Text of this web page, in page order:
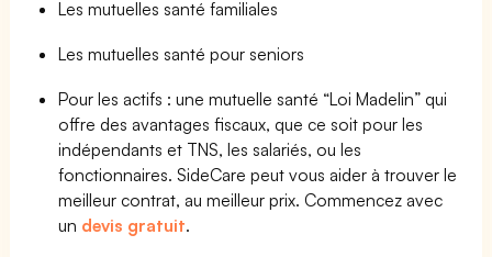
Les mutuelles santé familiales
Les mutuelles santé pour seniors
Pour les actifs : une mutuelle santé “Loi Madelin” qui
offre des avantages fiscaux, que ce soit pour les
indépendants et TNS, les salariés, ou les
fonctionnaires. SideCare peut vous aider à trouver le
meilleur contrat, au meilleur prix. Commencez avec
un devis gratuit.